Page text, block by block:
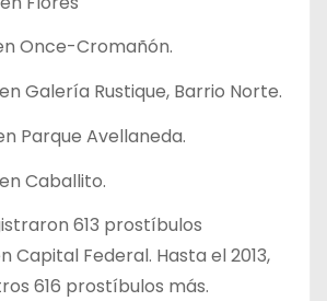
Once-Cromañón.
Galería Rustique, Barrio Norte.
Parque Avellaneda.
Caballito.
613 prostíbulos
Capital Federal. Hasta el 2013,
616 prostíbulos más.